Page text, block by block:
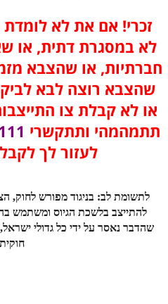
זכרי! אם את לא לומדת
לא במסגרת דתית, או
חברתיות, או שהצבא
שהצבא רוצה לבא
תתמהמהי ותתקשרי
לעזור לך
לתשומת לב: בניגוד מפורש לחוק,
להתייצב בלשכת הגיוס ומשתמש
שהדבר נאסר על ידי כל גדולי